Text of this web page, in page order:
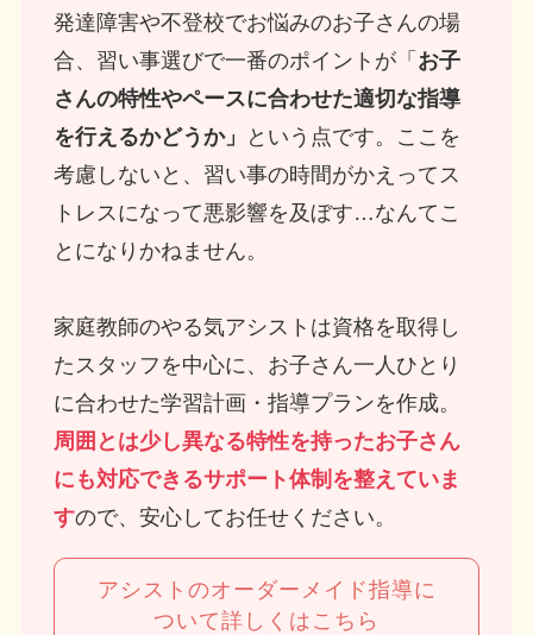
発達障害や不登校でお悩みのお子さんの場
合、習い事選びで一番のポイントが「 お子
さんの特性やペースに合わせた適切な指導
を行えるかどうか」
という点です。ここを
考慮しないと、習い事の時間がかえってス
トレスになって悪影響を及ぼす…なんてこ
とになりかねません。
家庭教師のやる気アシストは資格を取得し
たスタッフを中心に、お子さん一人ひとり
に合わせた学習計画・指導プランを作成。
周囲とは少し異なる特性を持ったお子さん
にも対応できるサポート体制を整えていま
すので、安心してお任せください。
アシストのオーダーメイド指導に
ついて詳しくはこちら